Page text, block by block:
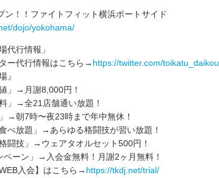
ン！！ファイトフィット横浜ポートサイド
dojo/yokohama/
代行情報」
ー代行情報はこちら→ https://twitter.com/toikatu_daikou
』
」→月謝8,000円！
」→全21店舗通い放題！
→朝7時〜夜23時まで年中無休！
べ放題」→あらゆる格闘技が習い放題！
闘技」→ウェアタオルセット500円！
ペーン」→入会金無料！月謝2ヶ月無料！
入会】はこちら→ https://tkdj.net/trial/